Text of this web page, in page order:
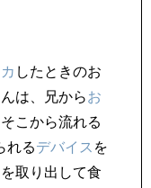
したときのお
は、兄から お
こから流れる
れるデバイス を
を取り出して食